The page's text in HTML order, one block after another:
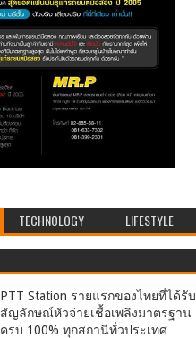
TECHNOLOGY LIFESTYLE
PTT Station รายแรกของไทยที่ได้รับ
สัญลักษณ์หัวจ่ายเชื้อเพลิงมาตรฐาน
ครบ 100% ทุกสถานีทั่วประเทศ